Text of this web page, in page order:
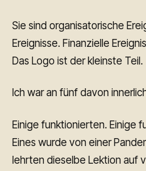
Sie sind organisatorische
Ereignisse. Finanzielle
Das Logo ist der kleinste Teil.
Ich war an fünf davon
Einige funktionierten. Einige
Eines wurde von einer
lehrten dieselbe Lektion auf